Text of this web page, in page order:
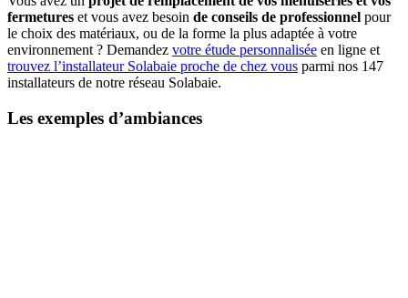
fermetures et vous avez besoin de conseils de professionnel pour
le choix des matériaux, ou de la forme la plus adaptée à votre
environnement ? Demandez votre étude personnalisée en ligne et
trouvez l’installateur Solabaie proche de chez vous parmi nos 147
installateurs de notre réseau Solabaie.
Les exemples d’ambiances